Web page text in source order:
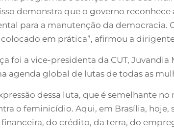
demonstra que o governo
para a manutenção da democracia.
em prática”, afirmou a
foi a vice-presidenta da CUT,
agenda global de lutas de todas as
dessa luta, que é semelhante
o feminicídio. Aqui, em Brasília, hoje,
do crédito, da terra, do